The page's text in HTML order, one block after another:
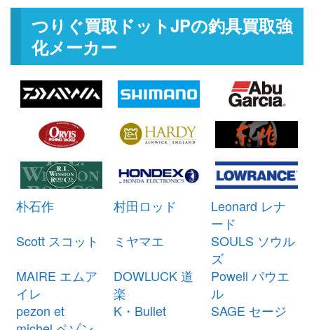
釣具買取クーポンturi20260307-
（2026/03/31迄）
ミヤマエ 電動リール コマンド X6
12V 未使用
釣具買取クーポン
turi20260307-
04（2026/03/31迄）
2026/03/07
ミヤマエ 電動リール ハイパワー
コマンド X5 CX-5 12V 未使用
釣具買取クーポン
05（2026/03/31迄）
21,000円
2026/03/07
シマノ ベイトリール 21 アンタレ
スDC XG 左 未使用
turi20260301
（2026/03/31迄）
28,500円
2026/03/07
スDC MD XG 右 未使用
釣具買取クーポンg-
turi20260302
（2026/03/31迄）
27,000円
2026/03/07
つりぐ買取ドットJPの釣具買取強
化メーカー
朴石作 村田ロッド
Leonard レナ
ード
Scott スコット
ミヤマエ
SOULS ソウル
ズ
MAIRE エムア
イレ
DOWLUCK 道
楽
Powell パウエ
ル
pezon et
K・Bullet
SAGE セージ